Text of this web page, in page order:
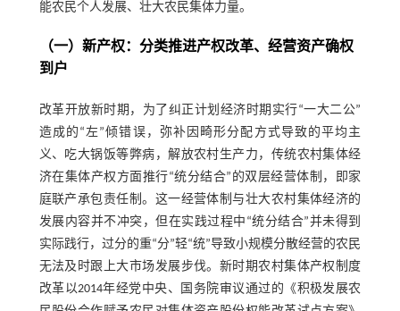
能农民个人发展、壮大农民集体力量。
（一）新产权：分类推进产权改革、经营资产确权
到户
改革开放新时期，为了纠正计划经济时期实行“一大二公”
造成的“左”倾错误，弥补因畸形分配方式导致的平均主
义、吃大锅饭等弊病，解放农村生产力，传统农村集体经
济在集体产权方面推行“统分结合”的双层经营体制，即家
庭联产承包责任制。这一经营体制与壮大农村集体经济的
发展内容并不冲突，但在实践过程中“统分结合”并未得到
实际践行，过分的重“分”轻“统”导致小规模分散经营的农民
无法及时跟上大市场发展步伐。新时期农村集体产权制度
改革以2014年经党中央、国务院审议通过的《积极发展农